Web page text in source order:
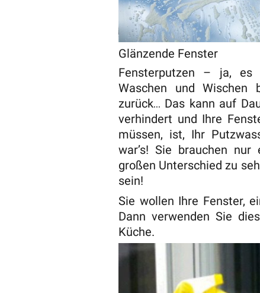
Glänzende Fenster
Fensterputzen – ja, es
Waschen und Wischen
zurück… Das kann auf
verhindert und Ihre
müssen, ist, Ihr
war’s! Sie brauchen
großen Unterschied zu
sein!
Sie wollen Ihre Fenster,
Dann verwenden Sie
Küche.